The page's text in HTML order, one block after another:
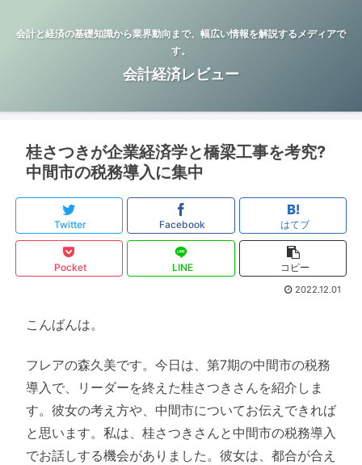
会計と経済の基礎知識から業界動向まで、幅広い情報を解説するメディアで
す。
会計経済レビュー
桂さつきが企業経済学と橋梁工事を考究?
中間市の税務導入に集中
Twitter Facebook はてブ
Pocket LINE コピー
2022.12.01
こんばんは。
フレアの森久美です。今日は、第7期の中間市の税務
導入で、リーダーを終えた桂さつきさんを紹介しま
す。彼女の考え方や、中間市についてお伝えできれば
と思います。私は、桂さつきさんと中間市の税務導入
でお話しする機会がありました。彼女は、都合が合え